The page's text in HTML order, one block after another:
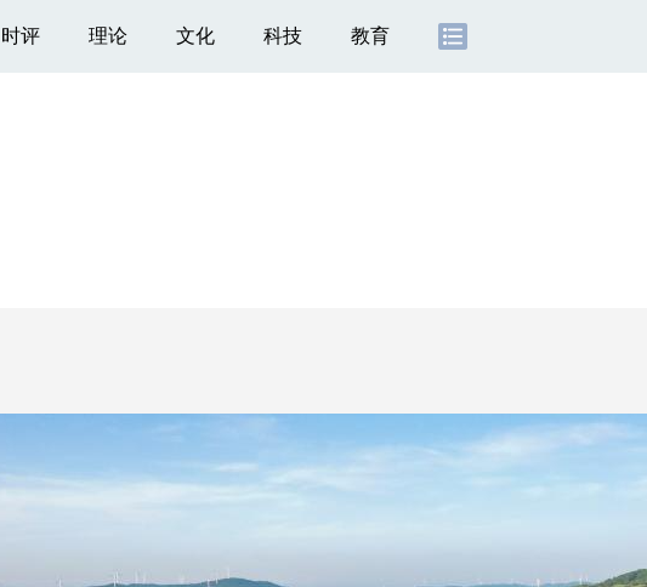
时评 理论 文化 科技 教育